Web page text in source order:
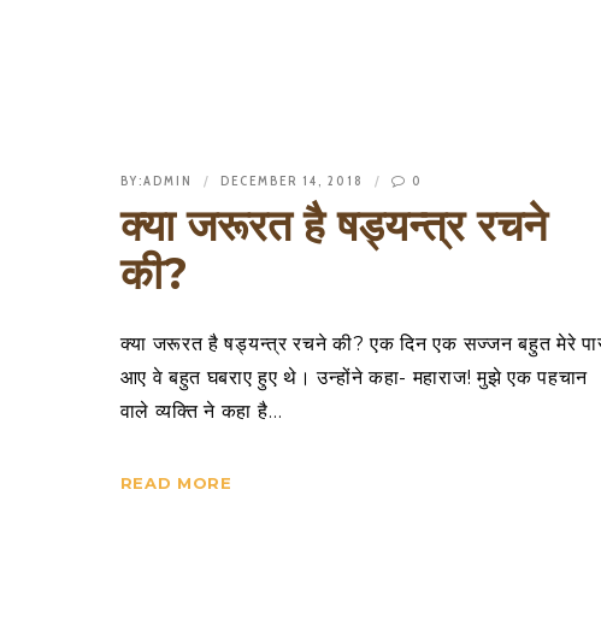
BY:ADMIN DECEMBER 14, 2018 0
क्या जरूरत है षड्यन्त्र रचने
की?
क्या जरूरत है षड्यन्त्र रचने की? एक दिन एक सज्जन बहुत मेरे
आए वे बहुत घबराए हुए थे। उन्होंने कहा- महाराज! मुझे एक पहचान
वाले व्यक्ति ने कहा है…
READ MORE